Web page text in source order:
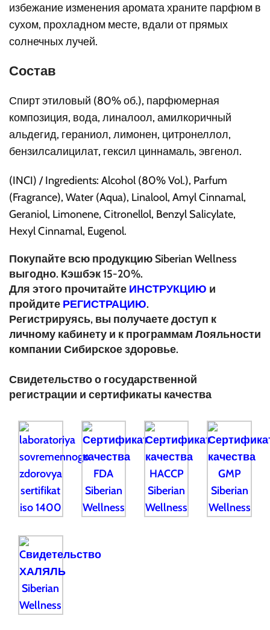
избежание изменения аромата храните парфюм в
сухом, прохладном месте, вдали от прямых
солнечных лучей.
Состав
Спирт этиловый (80% об.), парфюмерная
композиция, вода, линалоол, амилкоричный
альдегид, гераниол, лимонен, цитронеллол,
бензилсалицилат, гексил циннамаль, эвгенол.
(INCI) / Ingredients: Alcohol (80% Vol.), Parfum
(Fragrance), Water (Aqua), Linalool, Amyl Cinnamal,
Geraniol, Limonene, Citronellol, Benzyl Salicylate,
Hexyl Cinnamal, Eugenol.
Покупайте всю продукцию Siberian Wellness
выгодно. Кэшбэк 15-20%.
Для этого прочитайте ИНСТРУКЦИЮ и
пройдите РЕГИСТРАЦИЮ.
Регистрируясь, вы получаете доступ к
личному кабинету и к программам Лояльности
компании Сибирское здоровье.
Свидетельство о государственной
регистрации и сертификаты качества